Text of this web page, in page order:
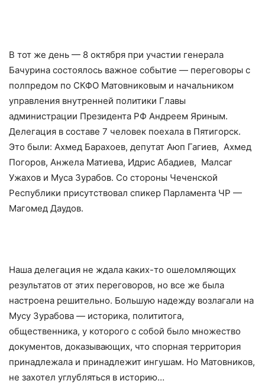
В тот же день — 8 октября при участии генерала
Бачурина состоялось важное событие — переговоры с
полпредом по СКФО Матовниковым и начальником
управления внутренней политики Главы
администрации Президента РФ Андреем Яриным.
Делегация в составе 7 человек поехала в Пятигорск.
Это были: Ахмед Барахоев, депутат Аюп Гагиев, Ахмед
Погоров, Анжела Матиева, Идрис Абадиев, Малсаг
Ужахов и Муса Зурабов. Со стороны Чеченской
Республики присутствовал спикер Парламента ЧР —
Магомед Даудов.
Наша делегация не ждала каких-то ошеломляющих
результатов от этих переговоров, но все же была
настроена решительно. Большую надежду возлагали на
Мусу Зурабова — историка, полититога,
общественника, у которого с собой было множество
документов, доказывающих, что спорная территория
принадлежала и принадлежит ингушам. Но Матовников,
не захотел углубляться в историю…